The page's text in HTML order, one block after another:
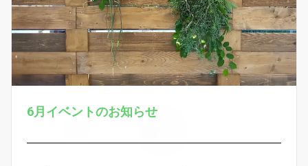
6月イベントのお知らせ